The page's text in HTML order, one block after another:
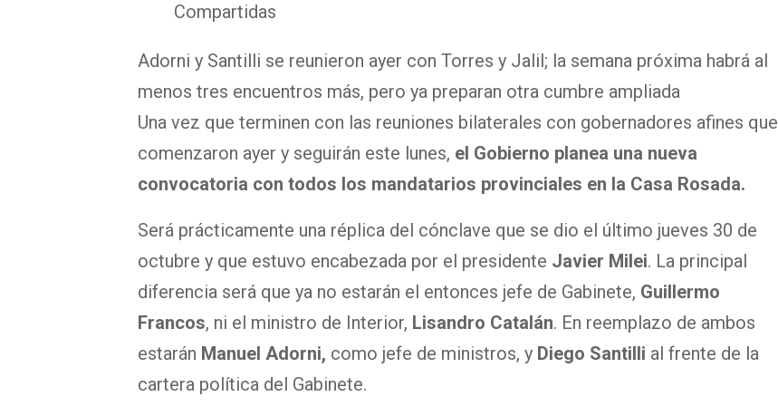
Compartidas
Adorni y Santilli se reunieron ayer con Torres y Jalil; la semana próxima habrá al
menos tres encuentros más, pero ya preparan otra cumbre ampliada
Una vez que terminen con las reuniones bilaterales con gobernadores afines que
comenzaron ayer y seguirán este lunes, el Gobierno planea una nueva
convocatoria con todos los mandatarios provinciales en la Casa Rosada.
Será prácticamente una réplica del cónclave que se dio el último jueves 30 de
octubre y que estuvo encabezada por el presidente Javier Milei. La principal
diferencia será que ya no estarán el entonces jefe de Gabinete, Guillermo
Francos, ni el ministro de Interior, Lisandro Catalán. En reemplazo de ambos
estarán Manuel Adorni, como jefe de ministros, y Diego Santilli al frente de la
cartera política del Gabinete.